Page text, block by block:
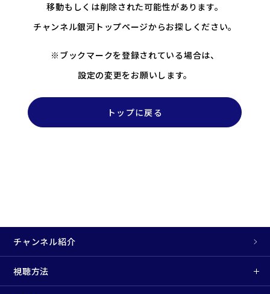
移動もしくは削除された可能性があります。
チャンネル銀河トップページからお探しください。
※ブックマークを登録されている場合は、
設定の変更をお願いします。
トップに戻る
チャンネル紹介
視聴方法